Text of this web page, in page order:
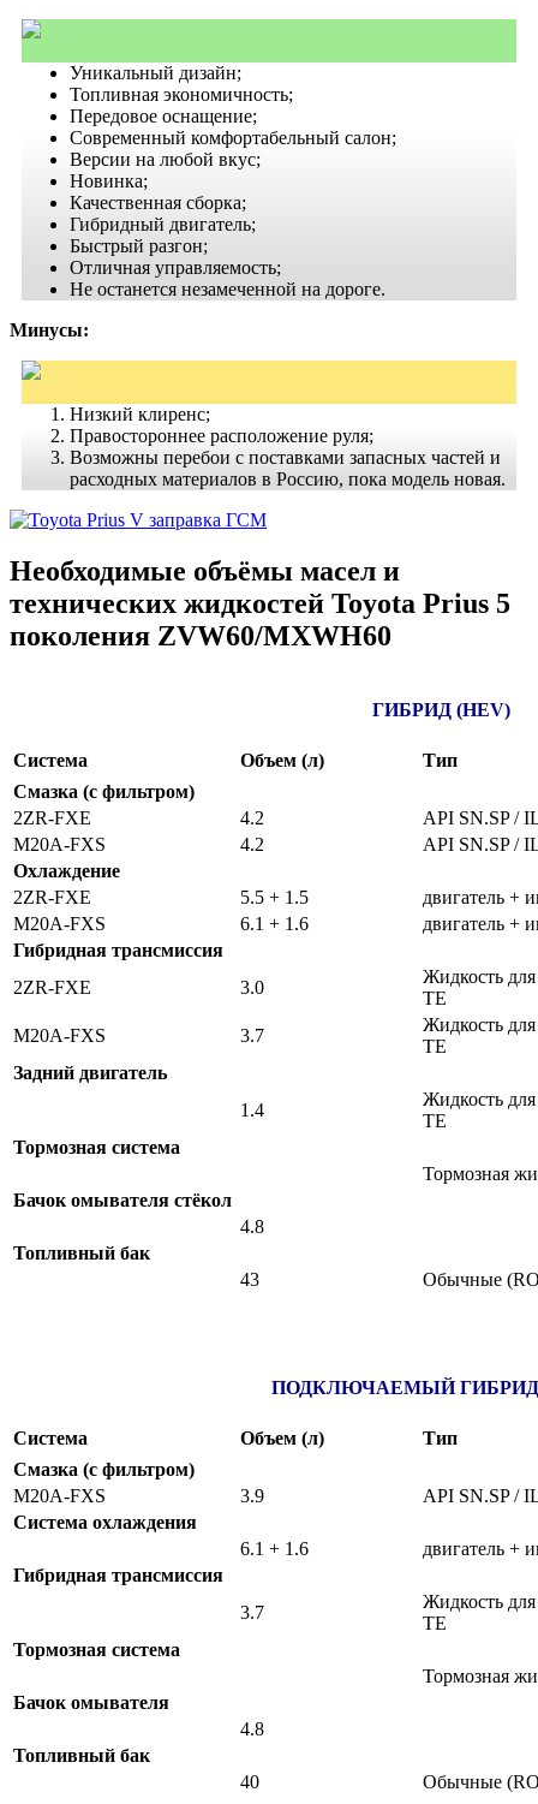
Уникальный дизайн;
Топливная экономичность;
Передовое оснащение;
Современный комфортабельный салон;
Версии на любой вкус;
Новинка;
Качественная сборка;
Гибридный двигатель;
Быстрый разгон;
Отличная управляемость;
Не останется незамеченной на дороге.
Минусы:
Низкий клиренс;
Правостороннее расположение руля;
Возможны перебои с поставками запасных частей и
расходных материалов в Россию, пока модель новая.
Необходимые объёмы масел и
технических жидкостей Toyota Prius 5
поколения ZVW60/MXWH60
ГИБРИД (HEV)
Система Объем (л)
Тип
Смазка (с фильтром)
2ZR-FXE
4.2
API SN.SP /
M20A-FXS
4.2
API SN.SP /
Охлаждение
2ZR-FXE
5.5 + 1.5
двигатель +
M20A-FXS
6.1 + 1.6
двигатель +
Гибридная трансмиссия
2ZR-FXE
3.0
Жидкость
TE
M20A-FXS
3.7
Жидкость
TE
Задний двигатель
1.4
Жидкость
TE
Тормозная система
Тормозная
Бачок омывателя стёкол
4.8
Топливный бак
43
Обычные
ПОДКЛЮЧАЕМЫЙ ГИБРИД
Система Объем (л)
Тип
Смазка (с фильтром)
M20A-FXS
3.9
API SN.SP /
Система охлаждения
6.1 + 1.6
двигатель +
Гибридная трансмиссия
3.7
Жидкость
TE
Тормозная система
Тормозная
Бачок омывателя
4.8
Топливный бак
40
Обычные